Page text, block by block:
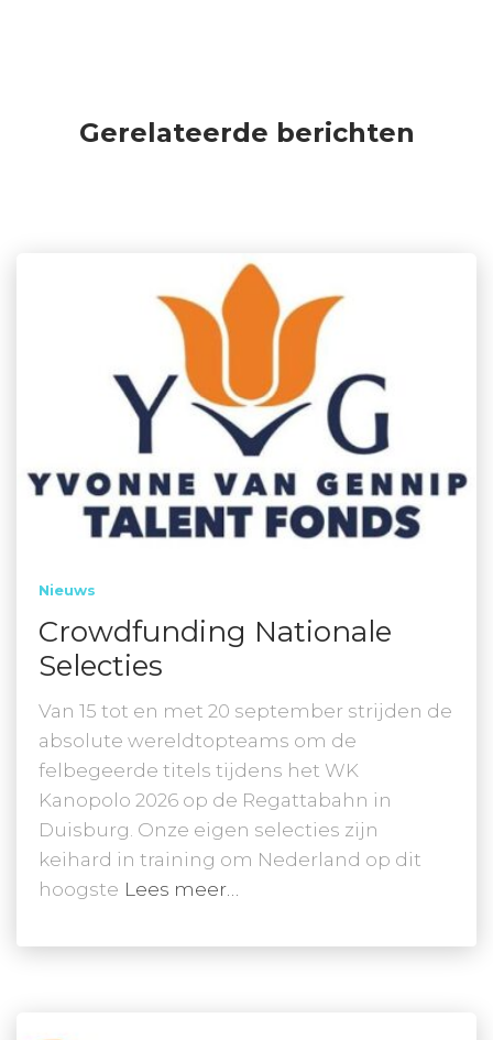
Gerelateerde berichten
Nieuws
Crowdfunding Nationale
Selecties
Van 15 tot en met 20 september strijden de
absolute wereldtopteams om de
felbegeerde titels tijdens het WK
Kanopolo 2026 op de Regattabahn in
Duisburg. Onze eigen selecties zijn
keihard in training om Nederland op dit
hoogste Lees meer…